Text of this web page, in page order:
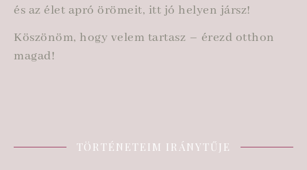
és az élet apró örömeit, itt jó helyen jársz!
Köszönöm, hogy velem tartasz – érezd otthon
magad!
TÖRTÉNETEIM IRÁNYTŰJE